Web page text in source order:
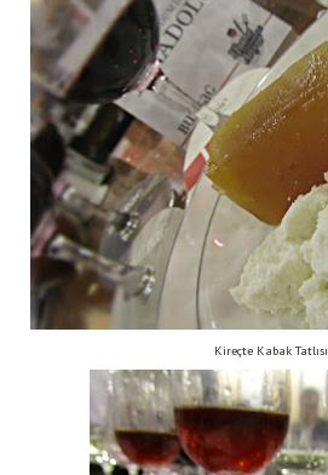
Kireçte Kabak Tatlısı